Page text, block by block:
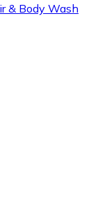
& Body Wash